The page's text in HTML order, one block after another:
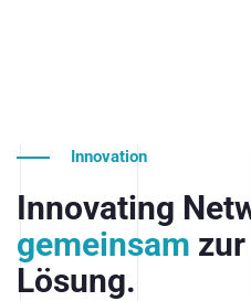
Innovation
Innovating
gemeinsam
Lösung.